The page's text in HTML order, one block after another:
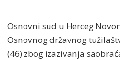
Osnovni sud u Herceg
Osnovnog državnog
(46) zbog izazivanja